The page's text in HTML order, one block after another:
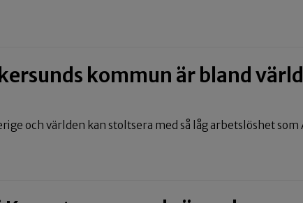
kommun är bland
och världen kan stoltsera med så låg arbetslöshet